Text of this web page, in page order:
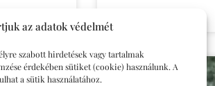
az adatok védelmét
szabott hirdetések vagy tartalmak
érdekében sütiket (cookie) használunk. A
a sütik használatához.